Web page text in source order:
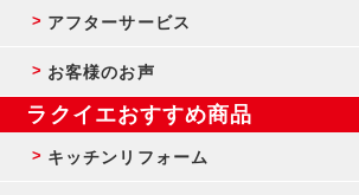
アフターサービス
お客様のお声
ラクイエおすすめ商品
キッチンリフォーム